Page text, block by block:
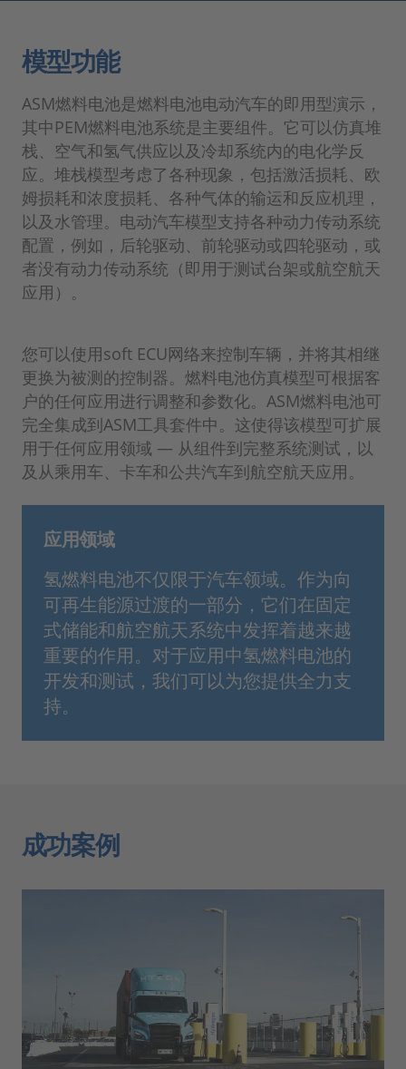
模型功能
ASM燃料电池是燃料电池电动汽车的即用型演示，
其中PEM燃料电池系统是主要组件。它可以仿真堆
栈、空气和氢气供应以及冷却系统内的电化学反
应。堆栈模型考虑了各种现象，包括激活损耗、欧
姆损耗和浓度损耗、各种气体的输运和反应机理，
以及水管理。电动汽车模型支持各种动力传动系统
配置，例如，后轮驱动、前轮驱动或四轮驱动，或
者没有动力传动系统（即用于测试台架或航空航天
应用）。
您可以使用soft ECU网络来控制车辆，并将其相继
更换为被测的控制器。燃料电池仿真模型可根据客
户的任何应用进行调整和参数化。ASM燃料电池可
完全集成到ASM工具套件中。这使得该模型可扩展
用于任何应用领域 — 从组件到完整系统测试，以
及从乘用车、卡车和公共汽车到航空航天应用。
应用领域
氢燃料电池不仅限于汽车领域。作为向
可再生能源过渡的一部分，它们在固定
式储能和航空航天系统中发挥着越来越
重要的作用。对于应用中氢燃料电池的
开发和测试，我们可以为您提供全力支
持。
成功案例